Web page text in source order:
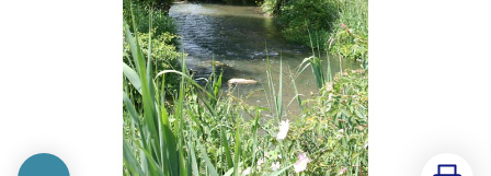
Imprimer